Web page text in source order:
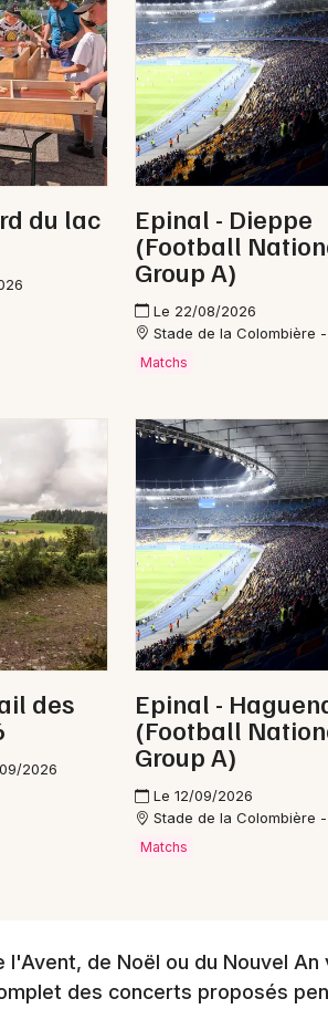
Newsletter des sorties
Artistes en tournée
Actus à Gérardmer
Magazine à Gérardmer
88 - Vosges
Choisir mes départements
Mon email
Je m'abonne
du lac
Epinal - Dieppe
(Football
Group A)
Le 22/08/2026
Stade de la Colombière -
Matchs
des
2026
Epinal -
(Football
Group A)
Le 12/09/2026
Stade de la Colombière -
Matchs
de Noël ou du Nouvel An
des concerts proposés